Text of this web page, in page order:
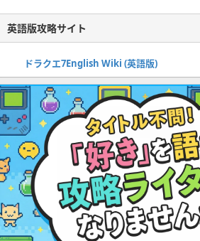
英語版攻略サイト
ドラクエ7English Wiki (英語版)